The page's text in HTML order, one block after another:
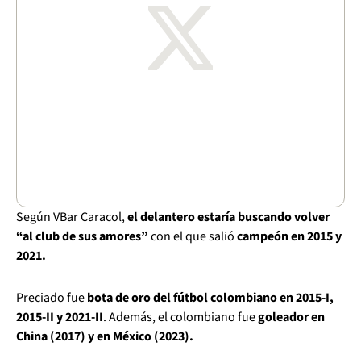
Según VBar Caracol,el delantero estaría buscando volver
“al club de sus amores”con el que saliócampeón en 2015 y
2021.
Preciado fuebota de oro del fútbol colombiano en 2015-I,
2015-II y 2021-II. Además, el colombiano fuegoleador en
China (2017) y en México (2023).